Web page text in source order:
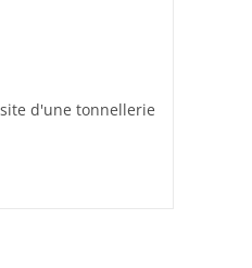
d'une tonnellerie